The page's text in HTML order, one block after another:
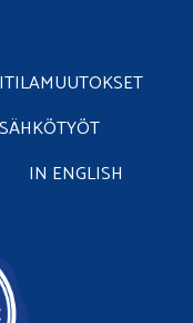
SÄHKÖTYÖT
IN ENGLISH